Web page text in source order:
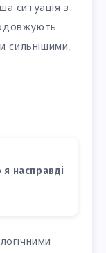
ситуація з
сильнішими,
я насправді